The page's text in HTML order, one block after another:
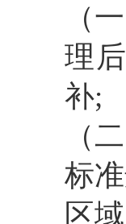
（
理
补;
（
标
区